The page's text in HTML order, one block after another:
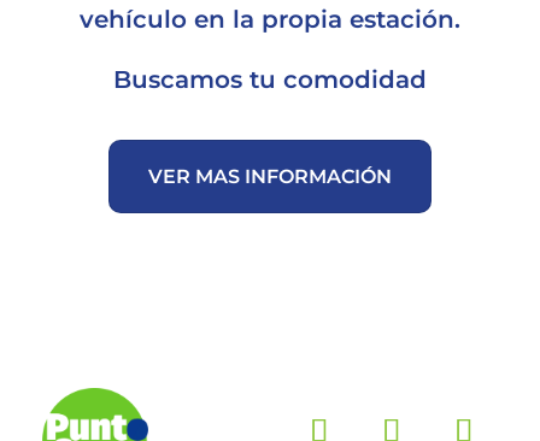
vehículo en la propia estación.
Buscamos tu comodidad
VER MAS INFORMACIÓN